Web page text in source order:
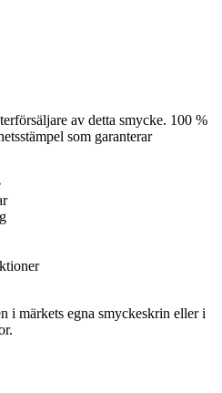
av detta smycke. 100 %
som garanterar
i märkets egna smyckeskrin eller i